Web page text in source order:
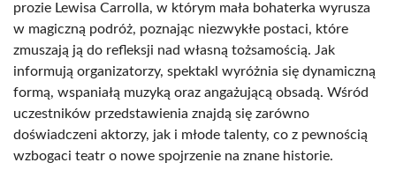
prozie Lewisa Carrolla, w którym mała bohaterka wyrusza
w magiczną podróż, poznając niezwykłe postaci, które
zmuszają ją do refleksji nad własną tożsamością. Jak
informują organizatorzy, spektakl wyróżnia się dynamiczną
formą, wspaniałą muzyką oraz angażującą obsadą. Wśród
uczestników przedstawienia znajdą się zarówno
doświadczeni aktorzy, jak i młode talenty, co z pewnością
wzbogaci teatr o nowe spojrzenie na znane historie.